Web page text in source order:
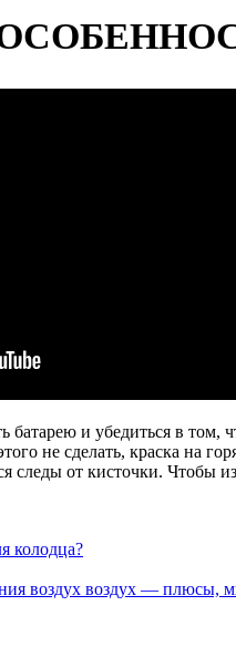
батарею и убедиться в
не сделать, краска на
следы от кисточки. Чтобы
колодца?
воздух воздух — плюсы,